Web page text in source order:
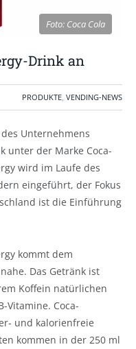
Foto: Coca Cola
Drink an
PRODUKTE, VENDING-NEWS
Unternehmens
unter der Marke Coca-
wird im Laufe des
eingeführt, der Fokus
ist die Einführung
kommt dem
Das Getränk ist
Koffein natürlichen
Vitamine. Coca-
und kalorienfreie
kommen in der 250 ml